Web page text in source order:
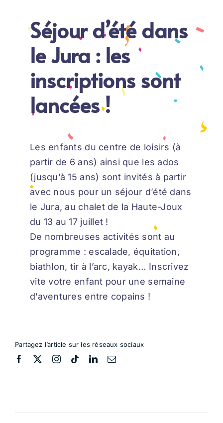
Séjour d’été dans
le Jura : les
inscriptions sont
lancées !
Les enfants du centre de loisirs (à
partir de 6 ans) ainsi que les ados
(jusqu’à 15 ans) sont invités à partir
avec nous pour un séjour d’été dans
le Jura, au chalet de la Haute-Joux
du 13 au 17 juillet !
De nombreuses activités sont au
programme : escalade, équitation,
biathlon, tir à l’arc, kayak… Inscrivez
vite votre enfant pour une semaine
d’aventures entre copains !
Partagez l’article sur les réseaux sociaux